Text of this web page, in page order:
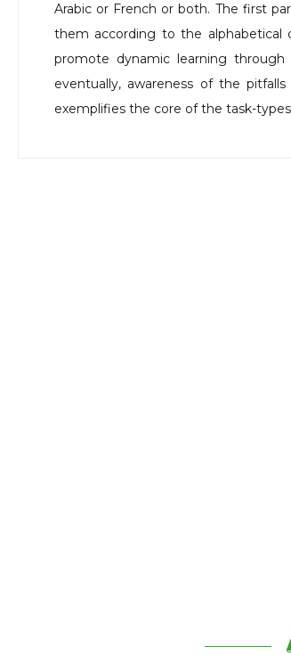
Arabic or French or both. The first
them according to the alphabetical
promote dynamic learning
eventually, awareness of the
exemplifies the core of the task-